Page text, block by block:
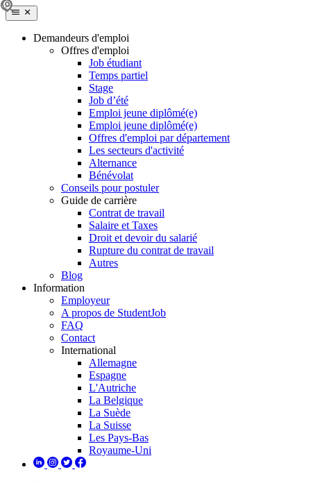
Demandeurs d'emploi
Offres d'emploi
Job étudiant
Temps partiel
Stage
Job d’été
Emploi jeune diplômé(e)
Emploi jeune diplômé(e)
Offres d'emploi par département
Les secteurs d'activité
Alternance
Bénévolat
Conseils pour postuler
Guide de carrière
Contrat de travail
Salaire et Taxes
Droit et devoir du salarié
Rupture du contrat de travail
Autres
Blog
Information
Employeur
A propos de StudentJob
FAQ
Contact
International
Allemagne
Espagne
L'Autriche
La Belgique
La Suède
La Suisse
Les Pays-Bas
Royaume-Uni